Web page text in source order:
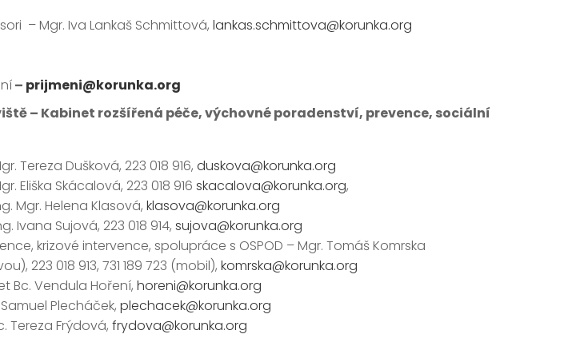
– Mgr. Iva Lankaš Schmittová, lankas.schmittova@korunka.org
– prijmeni@korunka.org
– Kabinet rozšířená péče, výchovné poradenství, prevence, sociální
Tereza Dušková, 223 018 916, duskova@korunka.org
Eliška Skácalová, 223 018 916 skacalova@korunka.org,
Mgr. Helena Klasová, klasova@korunka.org
Ivana Sujová, 223 018 914, sujova@korunka.org
krizové intervence, spolupráce s OSPOD – Mgr. Tomáš Komrska
223 018 913, 731 189 723 (mobil), komrska@korunka.org
Bc. Vendula Hoření, horeni@korunka.org
Plecháček, plechacek@korunka.org
Tereza Frýdová, frydova@korunka.org